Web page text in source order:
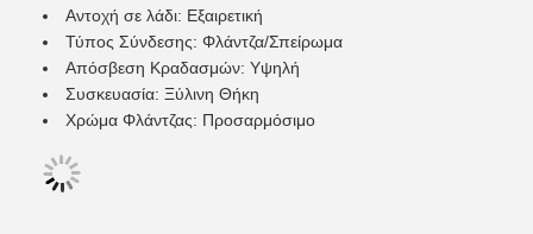
Αντοχή σε λάδι: Εξαιρετική
Τύπος Σύνδεσης: Φλάντζα/Σπείρωμα
Απόσβεση Κραδασμών: Υψηλή
Συσκευασία: Ξύλινη Θήκη
Χρώμα Φλάντζας: Προσαρμόσιμο